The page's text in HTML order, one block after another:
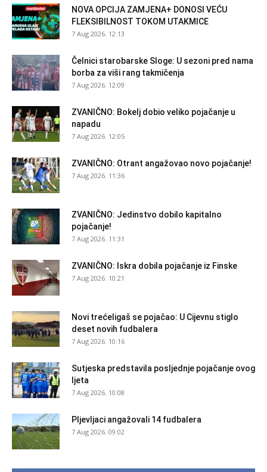
NOVA OPCIJA ZAMJENA+ DONOSI VEĆU
FLEKSIBILNOST TOKOM UTAKMICE
7 Aug 2026. 12:13
Čelnici starobarske Sloge: U sezoni pred nama
borba za viši rang takmičenja
7 Aug 2026. 12:09
ZVANIČNO: Bokelj dobio veliko pojačanje u
napadu
7 Aug 2026. 12:05
ZVANIČNO: Otrant angažovao novo pojačanje!
7 Aug 2026. 11:36
ZVANIČNO: Jedinstvo dobilo kapitalno
pojačanje!
7 Aug 2026. 11:31
ZVANIČNO: Iskra dobila pojačanje iz Finske
7 Aug 2026. 10:21
Novi trećeligaš se pojačao: U Cijevnu stiglo
deset novih fudbalera
7 Aug 2026. 10:16
Sutjeska predstavila posljednje pojačanje ovog
ljeta
7 Aug 2026. 10:08
Pljevljaci angažovali 14 fudbalera
7 Aug 2026. 09:02